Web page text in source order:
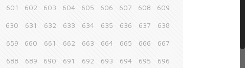
601 602 603 604 605 606 607 608 609
630 631 632 633 634 635 636 637 638
659 660 661 662 663 664 665 666 667
688 689 690 691 692 693 694 695 696